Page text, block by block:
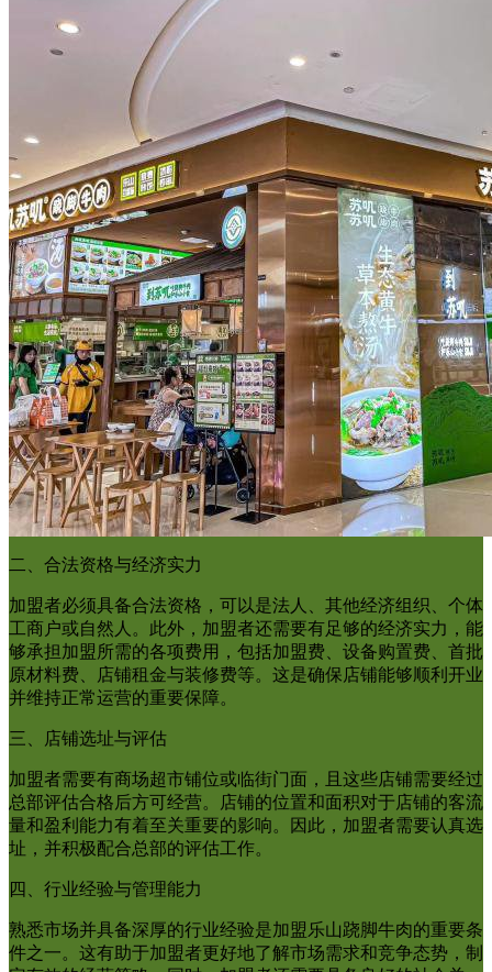
二、合法资格与经济实力
加盟者必须具备合法资格，可以是法人、其他经济组织、个体
工商户或自然人。此外，加盟者还需要有足够的经济实力，能
够承担加盟所需的各项费用，包括加盟费、设备购置费、首批
原材料费、店铺租金与装修费等。这是确保店铺能够顺利开业
并维持正常运营的重要保障。
三、店铺选址与评估
加盟者需要有商场超市铺位或临街门面，且这些店铺需要经过
总部评估合格后方可经营。店铺的位置和面积对于店铺的客流
量和盈利能力有着至关重要的影响。因此，加盟者需要认真选
址，并积极配合总部的评估工作。
四、行业经验与管理能力
熟悉市场并具备深厚的行业经验是加盟乐山跷脚牛肉的重要条
件之一。这有助于加盟者更好地了解市场需求和竞争态势，制